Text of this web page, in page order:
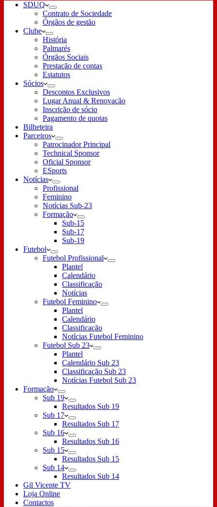
SDUQ
Contrato de Sociedade
Órgãos de gestão
Clube
História
Palmarés
Órgãos Sociais
Prestação de contas
Estatutos
Sócios
Descontos Exclusivos
Lugar Anual & Renovação
Inscrição de sócio
Pagamento de quotas
Bilheteira
Parceiros
Patrocinador Principal
Technical Sponsor
Oficial Sponsor
ESports
Notícias
Profissional
Feminino
Notícias Sub-23
Formação
Sub-15
Sub-17
Sub-19
Futebol
Futebol Profissional
Plantel
Calendário
Classificação
Notícias
Futebol Feminino
Plantel
Calendário
Classificação
Notícias Futebol Feminino
Futebol Sub 23
Plantel
Calendário Sub 23
Classificação Sub 23
Notícias Futebol Sub 23
Formação
Sub 19
Resultados Sub 19
Sub 17
Resultados Sub 17
Sub 16
Resultados Sub 16
Sub 15
Resultados Sub 15
Sub 14
Resultados Sub 14
Gil Vicente TV
Loja Online
Contactos